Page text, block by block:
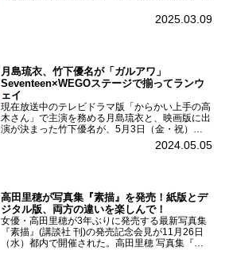
BOOKS SHIBUYAで開催した。當真あみファース
2025.03.09
月島琉衣、竹下優名が「ガルアワ」
Seventeen×WEGOステージで揃ってランウ
ェイ
現在放送中のテレビドラマ版「からかい上手の高
木さん」で主演を務める月島琉衣と、映画版に出
演が決まった竹下優名が、5月3日（金・祝）東
京・国立代々木競技場第一体育館で開催されたフ
ァッション&音楽イベント『Rakuten GirlsAward
2024.05.05
高田里穂が写真集『素描』を発売！紙版とデ
ジタル版、両方の違いを楽しんで！
女優・高田里穂が3年ぶりに発売する最新写真集
『素描』(講談社 刊)の発売記念会見が11月26日
（水）都内で開催された。高田里穂 写真集『素